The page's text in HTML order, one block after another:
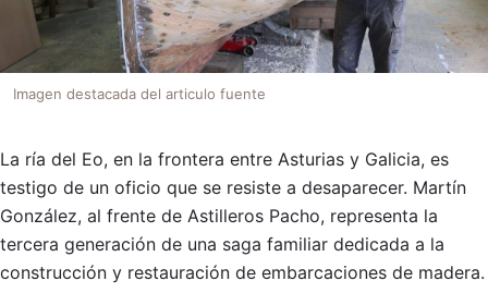
Imagen destacada del articulo fuente
La ría del Eo, en la frontera entre Asturias y Galicia, es
testigo de un oficio que se resiste a desaparecer. Martín
González, al frente de Astilleros Pacho, representa la
tercera generación de una saga familiar dedicada a la
construcción y restauración de embarcaciones de madera.